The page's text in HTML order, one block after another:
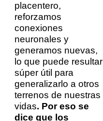
placentero,
reforzamos
conexiones
neuronales y
generamos nuevas,
lo que puede resultar
súper útil para
generalizarlo a otros
terrenos de nuestras
vidas. Por eso se
dice que los